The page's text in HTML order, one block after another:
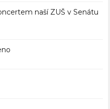
naší ZUŠ v Senátu